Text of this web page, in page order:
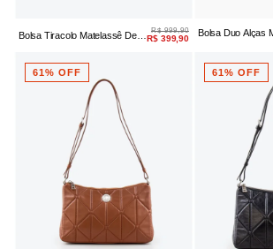
Bolsa Tiracolo Matelassê De
R$ 999,90
R$ 399,90
Bolsa Duo Alças
61% OFF 61% OFF